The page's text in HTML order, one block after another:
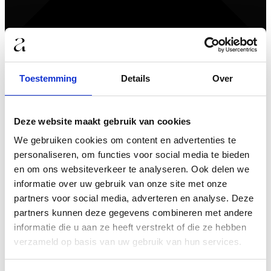
Toestemming Details Over
Deze website maakt gebruik van cookies
We gebruiken cookies om content en advertenties te
personaliseren, om functies voor social media te bieden
en om ons websiteverkeer te analyseren. Ook delen we
informatie over uw gebruik van onze site met onze
partners voor social media, adverteren en analyse. Deze
partners kunnen deze gegevens combineren met andere
informatie die u aan ze heeft verstrekt of die ze hebben
verzameld op basis van uw gebruik van hun services.